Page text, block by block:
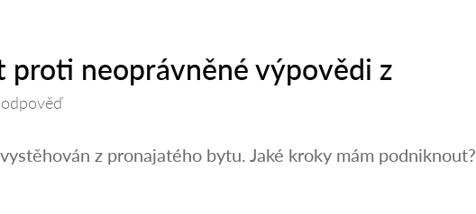
proti neoprávněné výpovědi z
z pronajatého bytu. Jaké kroky mám podniknout?